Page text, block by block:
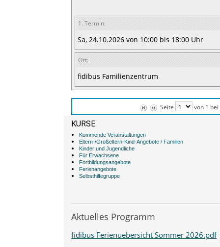
1. Termin:
Sa, 24.10.2026 von 10:00 bis 18:00 Uhr
Ort:
fidibus Familienzentrum
Seite von 1 bei
KURSE
Kommende Veranstaltungen
Eltern-/Großeltern-Kind-Angebote / Familien
Kinder und Jugendliche
Für Erwachsene
Fortbildungsangebote
Ferienangebote
Selbsthilfegruppe
Aktuelles Programm
fidibus Ferienuebersicht Sommer 2026.pdf